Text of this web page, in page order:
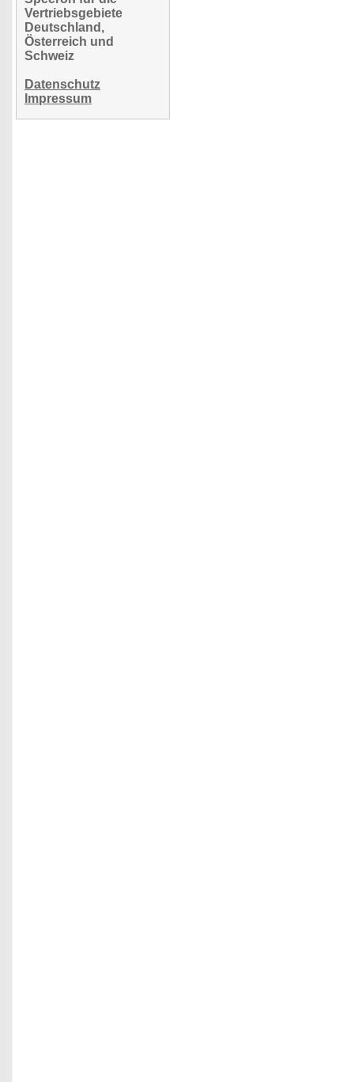
Vertriebsgebiete
Deutschland,
Österreich und
Schweiz
Datenschutz
Impressum